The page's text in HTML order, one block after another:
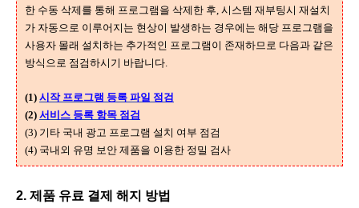
한 수동 삭제를 통해 프로그램을 삭제한 후, 시스템 재부팅시 재설치
가 자동으로 이루어지는 현상이 발생하는 경우에는 해당 프로그램을
사용자 몰래 설치하는 추가적인 프로그램이 존재하므로 다음과 같은
방식으로 점검하시기 바랍니다.
(1) 시작 프로그램 등록 파일 점검
(2) 서비스 등록 항목 점검
(3) 기타 국내 광고 프로그램 설치 여부 점검
(4) 국내외 유명 보안 제품을 이용한 정밀 검사
2. 제품 유료 결제 해지 방법